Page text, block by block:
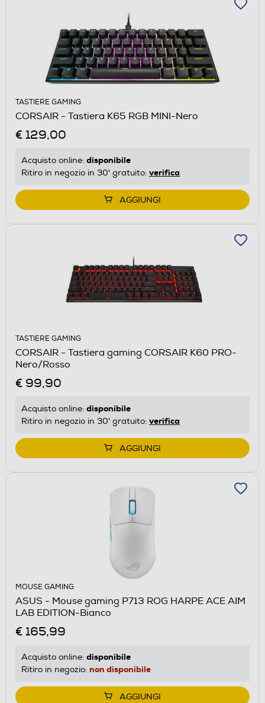
TASTIERE GAMING
CORSAIR - Tastiera K65 RGB MINI-Nero
€ 129,00
Acquisto online: disponibile
Ritiro in negozio in 30' gratuito: verifica
AGGIUNGI
TASTIERE GAMING
CORSAIR - Tastiera gaming CORSAIR K60 PRO-
Nero/Rosso
€ 99,90
Acquisto online: disponibile
Ritiro in negozio in 30' gratuito: verifica
AGGIUNGI
MOUSE GAMING
ASUS - Mouse gaming P713 ROG HARPE ACE AIM
LAB EDITION-Bianco
€ 165,99
Acquisto online: disponibile
Ritiro in negozio: non disponibile
AGGIUNGI